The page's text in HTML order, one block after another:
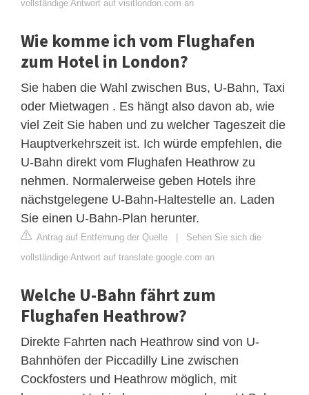
vollständige Antwort auf visitlondon.com an
Wie komme ich vom Flughafen
zum Hotel in London?
Sie haben die Wahl zwischen Bus, U-Bahn, Taxi
oder Mietwagen . Es hängt also davon ab, wie
viel Zeit Sie haben und zu welcher Tageszeit die
Hauptverkehrszeit ist. Ich würde empfehlen, die
U-Bahn direkt vom Flughafen Heathrow zu
nehmen. Normalerweise geben Hotels ihre
nächstgelegene U-Bahn-Haltestelle an. Laden
Sie einen U-Bahn-Plan herunter.
Antrag auf Entfernung der Quelle | Sehen Sie sich die
vollständige Antwort auf translate.google.com an
Welche U-Bahn fährt zum
Flughafen Heathrow?
Direkte Fahrten nach Heathrow sind von U-
Bahnhöfen der Piccadilly Line zwischen
Cockfosters und Heathrow möglich, mit